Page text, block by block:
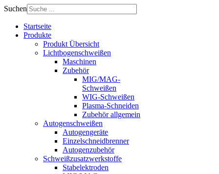
Suchen
Startseite
Produkte
Produkt Übersicht
Lichtbogenschweißen
Maschinen
Zubehör
MIG/MAG-
Schweißen
WIG-Schweißen
Plasma-Schneiden
Zubehör allgemein
Autogenschweißen
Autogengeräte
Einzelschneidbrenner
Autogenzubehör
Schweißzusatzwerkstoffe
Stabelektroden